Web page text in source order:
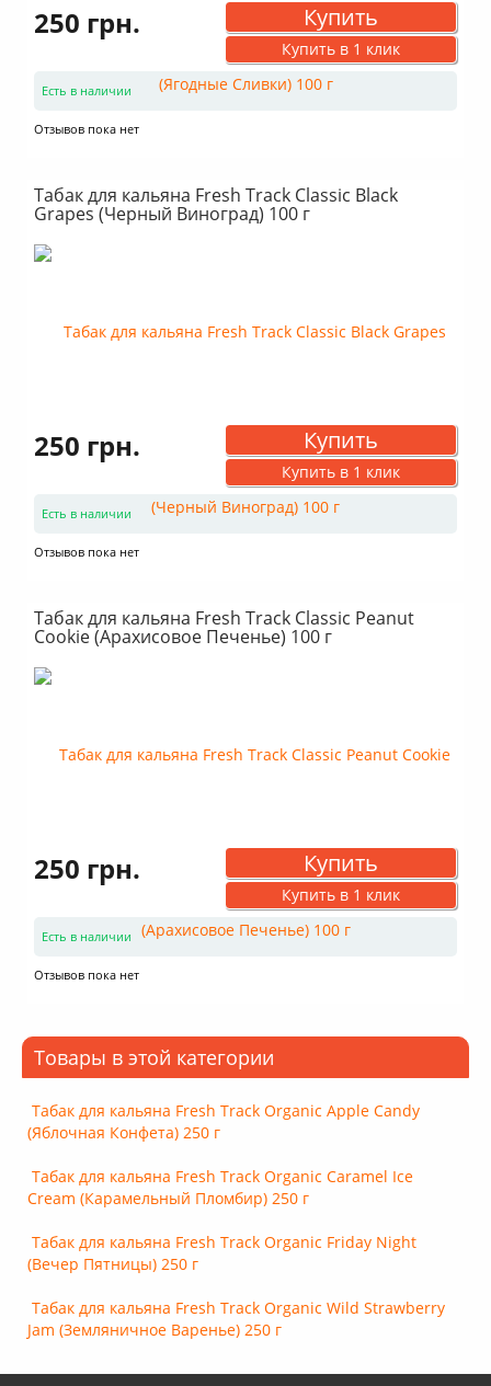
250 грн. Купить
Купить в 1 клик
Есть в наличии
Отзывов пока нет
Табак для кальяна Fresh Track Classic Black
Grapes (Черный Виноград) 100 г
250 грн. Купить
Купить в 1 клик
Есть в наличии
Отзывов пока нет
Табак для кальяна Fresh Track Classic Peanut
Cookie (Арахисовое Печенье) 100 г
250 грн. Купить
Купить в 1 клик
Есть в наличии
Отзывов пока нет
Товары в этой категории
Табак для кальяна Fresh Track Organic Apple Candy
(Яблочная Конфета) 250 г
Табак для кальяна Fresh Track Organic Caramel Ice
Cream (Карамельный Пломбир) 250 г
Табак для кальяна Fresh Track Organic Friday Night
(Вечер Пятницы) 250 г
Табак для кальяна Fresh Track Organic Wild Strawberry
Jam (Земляничное Варенье) 250 г